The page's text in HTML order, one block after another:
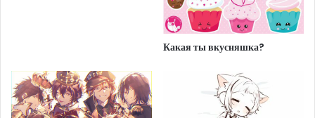
Какая ты вкусняшка?